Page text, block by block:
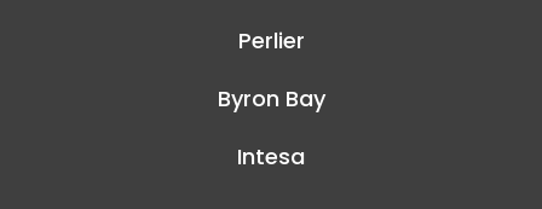
Perlier
Byron Bay
Intesa